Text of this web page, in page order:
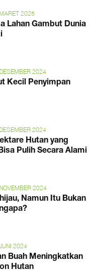
2025
Lahan Gambut Dunia
2024
Kecil Penyimpan
2024
Hutan yang
Pulih Secara Alami
2024
Namun Itu Bukan
2024
Buah Meningkatkan
Hutan